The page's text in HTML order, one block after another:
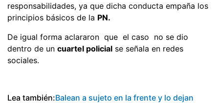
responsabilidades, ya que dicha conducta empaña los
principios básicos de la PN.
De igual forma aclararon que el caso no se dio
dentro de un cuartel policial se señala en redes
sociales.
Lea también:Balean a sujeto en la frente y lo dejan